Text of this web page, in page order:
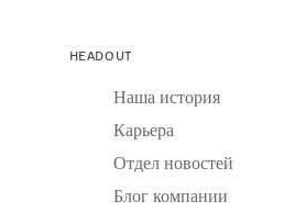
HEADOUT
Наша история
Карьера
Отдел новостей
Блог компании